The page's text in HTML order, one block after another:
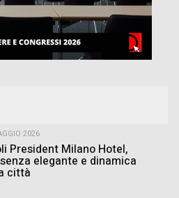
2026
President Milano Hotel,
elegante e dinamica
città